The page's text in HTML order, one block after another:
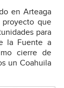
en Arteaga
proyecto que
para
la Fuente a
cierre de
un Coahuila